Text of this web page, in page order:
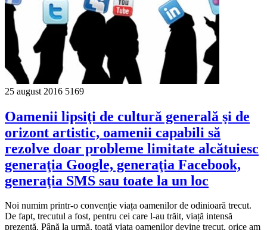
25 august 2016 5169
Oamenii lipsiţi de cultură generală şi de
orizont artistic, oamenii capabili să
rezolve doar probleme limitate alcătuiesc
generaţia Google, generaţia Facebook,
generaţia SMS sau toate la un loc
Noi numim printr-o convenție viața oamenilor de odinioară trecut.
De fapt, trecutul a fost, pentru cei care l-au trăit, viață intensă
prezentă. Până la urmă, toată viața oamenilor devine trecut, orice am